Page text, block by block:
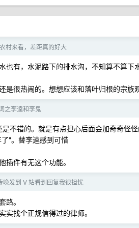
村来看，差距真的好大
也有，水泥路下的排水沟，不知算不算下
是很热闹的。想想应该和落叶归根的宗族
之李逵和李鬼
不错的。就是有点担心后面会加奇奇怪怪
"。替李逵感到可惜
件有无这个功能。
唤发到 V 站看到回复我很担忧
路。
找个正规信得过的律师。